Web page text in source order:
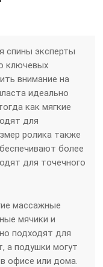
спины эксперты
ключевых
внимание на
идеально
как мягкие
для
ролика также
более
для точечного
массажные
мячики и
подходят для
а подушки могут
офисе или дома.